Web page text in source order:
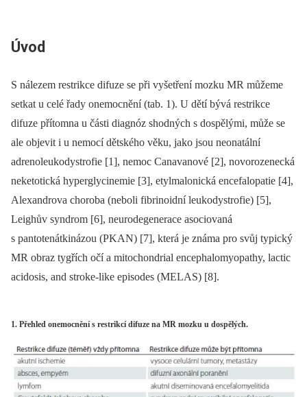
Úvod
S nálezem restrikce difuze se při vyšetření mozku MR můžeme
setkat u celé řady onemocnění (tab. 1). U dětí bývá restrikce
difuze přítomna u části dia­gnóz shodných s dospělými, může se
ale objevit i u nemocí dětského věku, jako jsou neonatální
adrenoleukodystrofie [1], nemoc Canavanové [2], novorozenecká
neketotická hyperglycinemie [3], etylmalonická encefalopatie [4],
Alexandrova choroba (neboli fibrinoidní leukodystrofie) [5],
Leighův syndrom [6], neurodegenerace asociovaná
s pantotenátkinázou (PKAN) [7], která je známa pro svůj typický
MR obraz tygřích očí a mitochondrial encephalomyopathy, lactic
acidosis, and stroke-like episodes (MELAS) [8].
1. Přehled onemocnění s restrikcí difuze na MR mozku u dospělých.